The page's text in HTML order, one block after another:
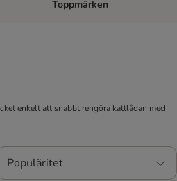
VeterinärfoderOpen category menu: Andra
Toppmärken
enkelt att snabbt rengöra kattlådan med
Populäritet